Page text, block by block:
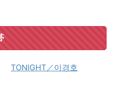
TONIGHT／이경호